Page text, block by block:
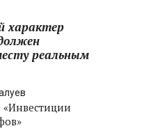
характер
реальным